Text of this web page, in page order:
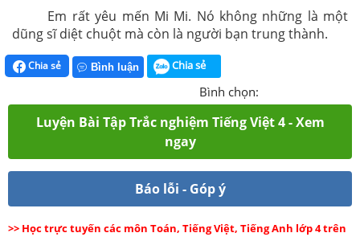
Em rất yêu mến Mi Mi. Nó không những là một
dũng sĩ diệt chuột mà còn là người bạn trung thành.
Chia sẻ Bình luận Chia sẻ
Bình chọn:
Luyện Bài Tập Trắc nghiệm Tiếng Việt 4 - Xem
ngay
Báo lỗi - Góp ý
>> Học trực tuyến các môn Toán, Tiếng Việt, Tiếng Anh lớp 4 trên